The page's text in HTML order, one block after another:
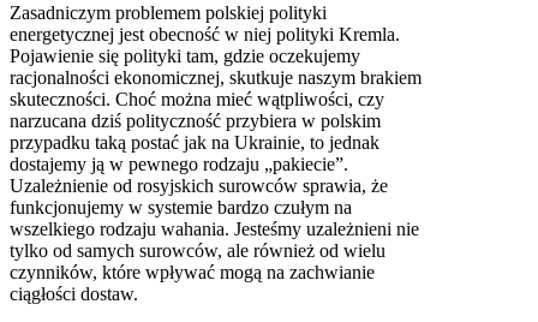
Zasadniczym problemem polskiej polityki
energetycznej jest obecność w niej polityki Kremla.
Pojawienie się polityki tam, gdzie oczekujemy
racjonalności ekonomicznej, skutkuje naszym brakiem
skuteczności. Choć można mieć wątpliwości, czy
narzucana dziś polityczność przybiera w polskim
przypadku taką postać jak na Ukrainie, to jednak
dostajemy ją w pewnego rodzaju „pakiecie”.
Uzależnienie od rosyjskich surowców sprawia, że
funkcjonujemy w systemie bardzo czułym na
wszelkiego rodzaju wahania. Jesteśmy uzależnieni nie
tylko od samych surowców, ale również od wielu
czynników, które wpływać mogą na zachwianie
ciągłości dostaw.